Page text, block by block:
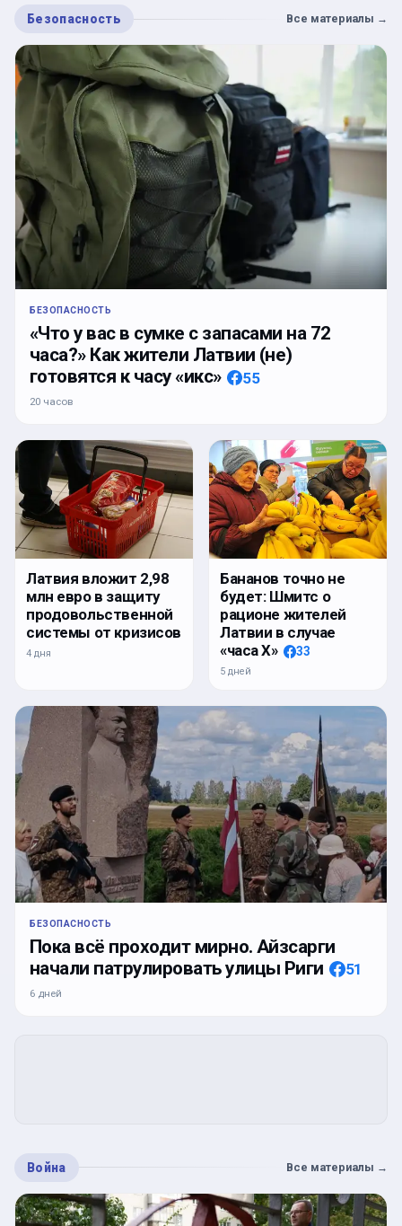
Безопасность Все материалы →
БЕЗОПАСНОСТЬ
«Что у вас в сумке с запасами на 72
часа?» Как жители Латвии (не)
готовятся к часу «икс»
55
20 часов
Латвия вложит 2,98
млн евро в защиту
продовольственной
системы от кризисов
4 дня
Бананов точно не
будет: Шмитс о
рационе жителей
Латвии в случае
«часа Х»
33
5 дней
БЕЗОПАСНОСТЬ
Пока всё проходит мирно. Айзсарги
начали патрулировать улицы Риги
51
6 дней
Война Все материалы →